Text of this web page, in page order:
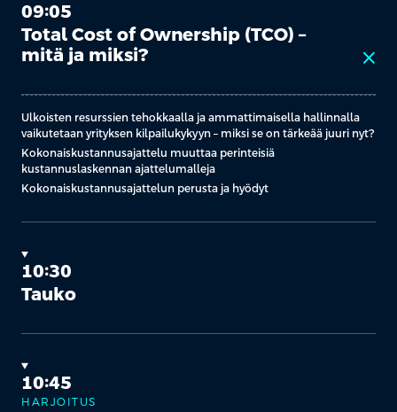
09:05
Total Cost of Ownership (TCO) –
mitä ja miksi?
close
Ulkoisten resurssien tehokkaalla ja ammattimaisella hallinnalla
vaikutetaan yrityksen kilpailukykyyn – miksi se on tärkeää juuri nyt?
Kokonaiskustannusajattelu muuttaa perinteisiä
kustannuslaskennan ajattelumalleja
Kokonaiskustannusajattelun perusta ja hyödyt
10:30
Tauko
10:45
HARJOITUS